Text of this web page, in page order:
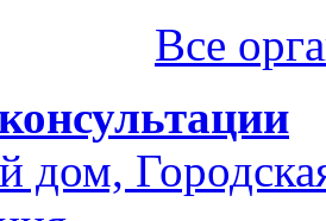
Все
дом,